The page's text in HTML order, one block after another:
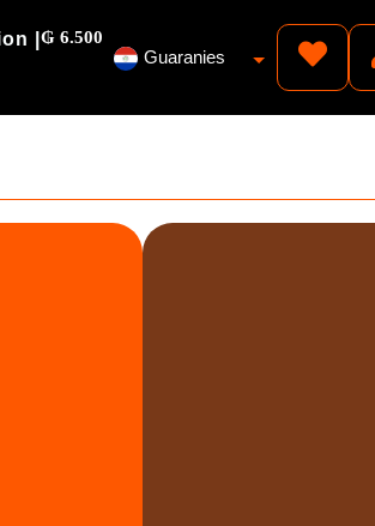
| ₲ 6.500
Guaranies